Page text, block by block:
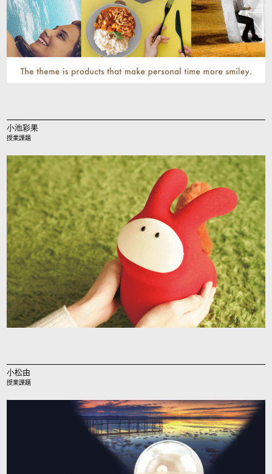
小池彩果
授業課題
小松由
授業課題